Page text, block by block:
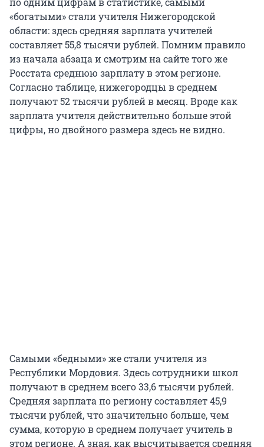
«богатыми» стали учителя Нижегородской
области: здесь средняя зарплата учителей
составляет 55,8 тысячи рублей. Помним правило
из начала абзаца и смотрим на сайте того же
Росстата среднюю зарплату в этом регионе.
Согласно таблице, нижегородцы в среднем
получают 52 тысячи рублей в месяц. Вроде как
зарплата учителя действительно больше этой
цифры, но двойного размера здесь не видно.
Самыми «бедными» же стали учителя из
Республики Мордовия. Здесь сотрудники школ
получают в среднем всего 33,6 тысячи рублей.
Средняя зарплата по региону составляет 45,9
тысячи рублей, что значительно больше, чем
сумма, которую в среднем получает учитель в
этом регионе. А зная, как высчитывается средняя